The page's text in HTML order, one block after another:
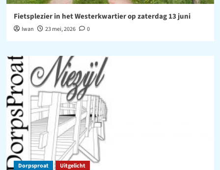
Fietsplezier in het Westerkwartier op zaterdag 13 juni
Iwan 23 mei, 2026 0
Dorpsproat Uitgelicht